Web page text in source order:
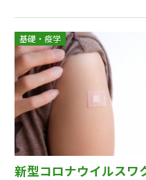
基礎・疫学
新型コロナウイルスワ